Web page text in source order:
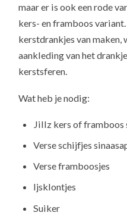
maar er is ook een rode
kers- en framboos
kerstdrankjes van maken,
aankleding van het
kerstsferen.
Wat heb je nodig:
Jillz kers of framboos
Verse schijfjes
Verse framboosjes
Ijsklontjes
Suiker